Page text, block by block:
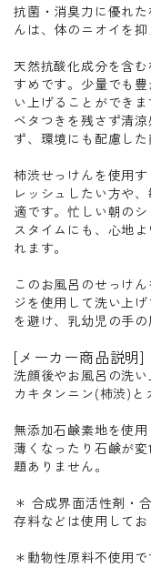
抗菌・消臭力に優れ
んは、体のニオイを抑
天然抗酸化成分を含
すめです。少量でも
い上げることができ
ベタつきを残さず清
ず、環境にも配慮した
柿渋せっけんを使用
レッシュしたい方や
適です。忙しい朝の
スタイムにも、心地
れます。
このお風呂のせっけ
ジを使用して洗い上
を避け、乳幼児の手
[メーカー商品説明]
洗顔後やお風呂の洗
カキタンニン(柿渋)と
無添加石鹸素地を使
薄くなったり石鹸が
題ありません。
＊ 合成界面活性剤・
存料などは使用してお
＊動物性原料不使用